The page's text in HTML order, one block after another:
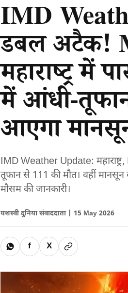
IMD
डबल अटैक!
महाराष्ट्र में
में आंधी-
आएगा
IMD Weather Update:
तूफान से 111 की मौत। वहीं
मौसम की जानकारी।
यशस्वी दुनिया संवाददाता | 15 May 2026
f X